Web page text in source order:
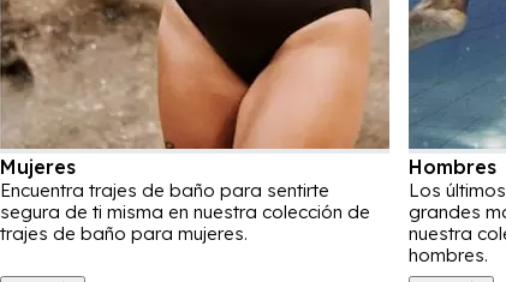
Mujeres
Encuentra trajes de baño para sentirte
segura de ti misma en nuestra colección de
trajes de baño para mujeres.
Hombres
Los
grandes
nuestra
hombres.